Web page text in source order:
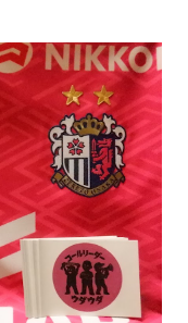
わけだ。グラウンド
い数のセレッソ大阪
ば当たり前だ。勿論
るとは想像していな
けるかというと厳し
に向かう方々はい
のようにして続いて
しまう。アカデミー
けがすべてじゃない